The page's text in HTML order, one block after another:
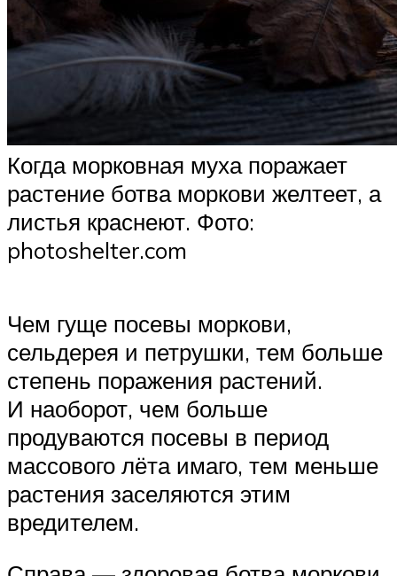
Когда морковная муха поражает
растение ботва моркови желтеет, а
листья краснеют. Фото:
photoshelter.com
Чем гуще посевы моркови,
сельдерея и петрушки, тем больше
степень поражения растений.
И наоборот, чем больше
продуваются посевы в период
массового лёта имаго, тем меньше
растения заселяются этим
вредителем.